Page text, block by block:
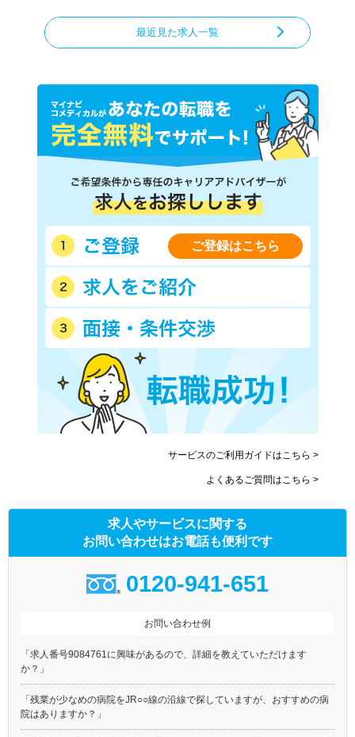
最近見た求人一覧
ご登録はこちら
サービスのご利用ガイドはこちら >
よくあるご質問はこちら >
求人やサービスに関する
お問い合わせはお電話も便利です
0120-941-651
お問い合わせ例
「求人番号9084761に興味があるので、詳細を教えていただけます
か？」
「残業が少なめの病院をJR○○線の沿線で探していますが、おすすめの病
院はありますか？」